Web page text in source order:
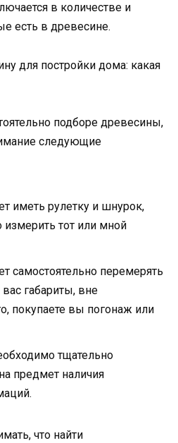
в количестве и
есть в древесине.
подборе древесины,
следующие
иметь рулетку и шнурок,
тот или мной
самостоятельно перемерять
габариты, вне
покупаете вы погонаж или
тщательно
предмет наличия
что найти